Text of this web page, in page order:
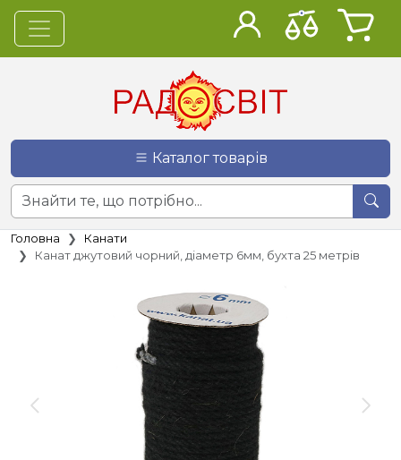
Каталог товарів
Головна
Канати
Канат джутовий чорний, діаметр 6мм, бухта 25 метрів